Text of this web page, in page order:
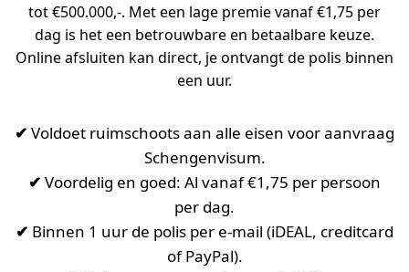
tot €500.000,-. Met een lage premie vanaf €1,75 per
dag is het een betrouwbare en betaalbare keuze.
Online afsluiten kan direct, je ontvangt de polis binnen
een uur.
✔ Voldoet ruimschoots aan alle eisen voor aanvraag
Schengenvisum.
✔ Voordelig en goed: Al vanaf €1,75 per persoon
per dag.
✔ Binnen 1 uur de polis per e-mail (iDEAL, creditcard
of PayPal).